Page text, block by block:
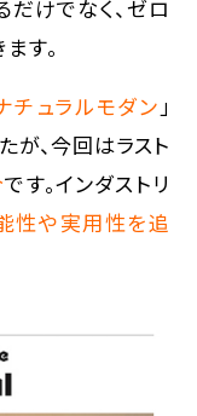
だけでなく、ゼロ
す。
チュラルモダン」
が、今回はラスト
です。インダストリ
性や実用性を追